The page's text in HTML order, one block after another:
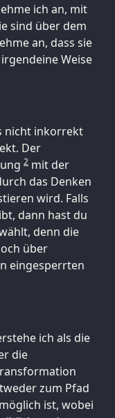
ich an, mit
sind über dem
an, dass sie
Weise
nicht inkorrekt
Der
2 mit der
das Denken
wird. Falls
dann hast du
denn die
über
eingesperrten
ich als die
die
zum Pfad
ist, wobei